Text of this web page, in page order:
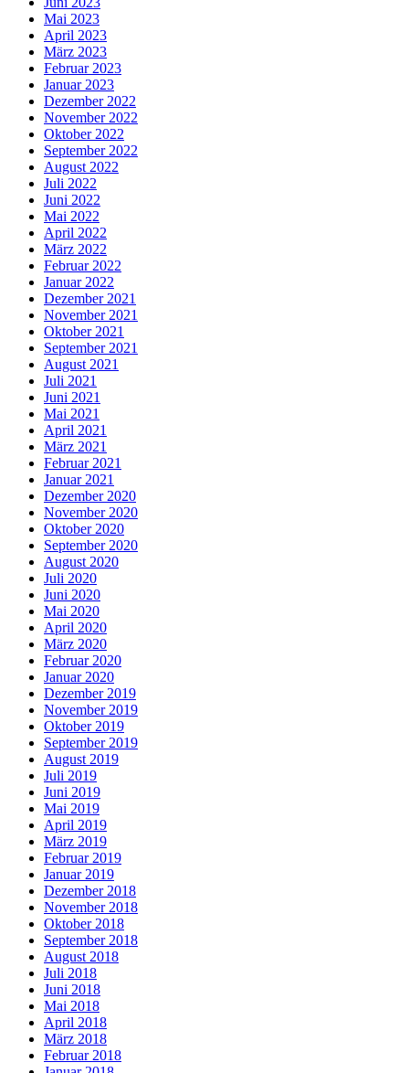
Mai 2023
April 2023
März 2023
Februar 2023
Januar 2023
Dezember 2022
November 2022
Oktober 2022
September 2022
August 2022
Juli 2022
Juni 2022
Mai 2022
April 2022
März 2022
Februar 2022
Januar 2022
Dezember 2021
November 2021
Oktober 2021
September 2021
August 2021
Juli 2021
Juni 2021
Mai 2021
April 2021
März 2021
Februar 2021
Januar 2021
Dezember 2020
November 2020
Oktober 2020
September 2020
August 2020
Juli 2020
Juni 2020
Mai 2020
April 2020
März 2020
Februar 2020
Januar 2020
Dezember 2019
November 2019
Oktober 2019
September 2019
August 2019
Juli 2019
Juni 2019
Mai 2019
April 2019
März 2019
Februar 2019
Januar 2019
Dezember 2018
November 2018
Oktober 2018
September 2018
August 2018
Juli 2018
Juni 2018
Mai 2018
April 2018
März 2018
Februar 2018